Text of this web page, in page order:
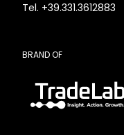
Tel. +39.331.3612883
BRAND OF